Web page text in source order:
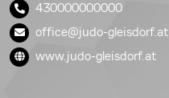
430000000000
office@judo-gleisdorf.at
www.judo-gleisdorf.at